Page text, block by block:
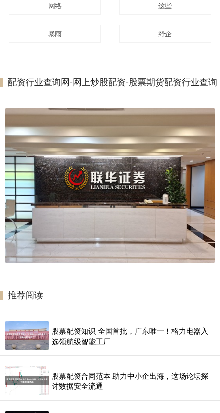
网络 这些
暴雨 纾企
配资行业查询网-网上炒股配资-股票期货配资行业查询
推荐阅读
股票配资知识 全国首批，广东唯一！格力电器入
选领航级智能工厂
股票配资合同范本 助力中小企出海，这场论坛探
讨数据安全流通